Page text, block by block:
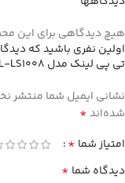
هیچ دیدگاهی برای این
تی پی لینک مدل TL-LS1008”
نشانی ایمیل شما منتشر
شده‌اند*
امتیاز شما *
دیدگاه شما *